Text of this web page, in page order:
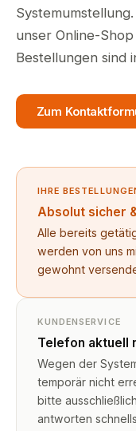
unser Online-
Bestellungen sind
Zum
IHRE
Absolut sicher
Alle bereits
werden von uns
gewohnt
KUNDENSERVICE
Telefon aktuell
Wegen der
temporär nicht
bitte
antworten